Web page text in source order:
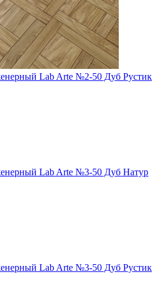
Lab Arte №2-50 Дуб Рустик
Lab Arte №3-50 Дуб Натур
Lab Arte №3-50 Дуб Рустик